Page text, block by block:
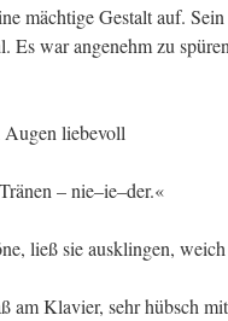
mächtige Gestalt auf.
Es war angenehm zu
Augen liebevoll
– nie–ie–der.«
ließ sie ausklingen,
am Klavier, sehr hübsch